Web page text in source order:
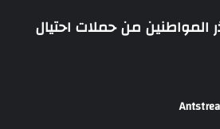
المواطنين من حملات احتيال